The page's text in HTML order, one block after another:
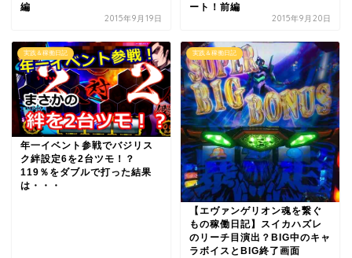
編
2015年9月19日
ート！前編
2015年9月20日
実践＆稼働日記
年一イベント参戦でバジリス
ク絆設定6を2台ツモ！？
119％をダブルで打った結果
は・・・
実践＆稼働日記
【エヴァンゲリオン魂を繋ぐ
もの稼働日記】スイカハズレ
のリーチ目演出？BIG中のキャ
ラボイスとBIG終了画面